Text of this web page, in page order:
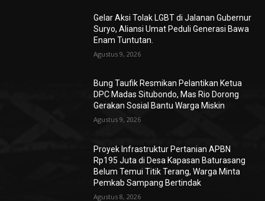
Gelar Aksi Tolak LGBT di Jalanan Gubernur
Suryo, Aliansi Umat Peduli Generasi Bawa
Enam Tuntutan.
Agustus 9, 2026
Bung Taufik Resmikan Pelantikan Ketua
DPC Madas Situbondo, Mas Rio Dorong
Gerakan Sosial Bantu Warga Miskin
Agustus 9, 2026
Proyek Infrastruktur Pertanian APBN
Rp195 Juta di Desa Kapasan Baturasang
Belum Temui Titik Terang, Warga Minta
Pemkab Sampang Bertindak
Agustus 8, 2026